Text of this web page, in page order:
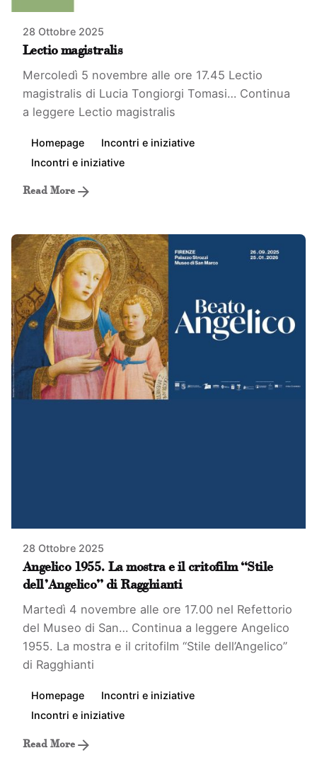
28 Ottobre 2025
Lectio magistralis
Mercoledì 5 novembre alle ore 17.45 Lectio
magistralis di Lucia Tongiorgi Tomasi… Continua
a leggere Lectio magistralis
Homepage
Incontri e iniziative
Incontri e iniziative
Read More
28 Ottobre 2025
Angelico 1955. La mostra e il critofilm “Stile
dell’Angelico” di Ragghianti
Martedì 4 novembre alle ore 17.00 nel Refettorio
del Museo di San… Continua a leggere Angelico
1955. La mostra e il critofilm “Stile dell’Angelico”
di Ragghianti
Homepage
Incontri e iniziative
Incontri e iniziative
Read More